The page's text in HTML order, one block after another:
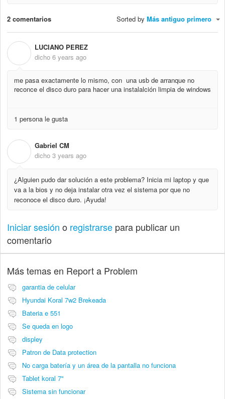
2 comentarios Sorted by Más antiguo primero
LUCIANO PEREZ
dicho 6 years ago
me pasa exactamente lo mismo, con una usb de arranque no
reconce el disco duro para hacer una instalalción limpia de windows
1 persona le gusta
Gabriel CM
dicho 3 years ago
¿Alguien pudo dar solución a este problema? Inicia mi laptop y que
va a la bios y no deja instalar otra vez el sistema por que no
reconoce el disco duro. ¡Ayuda!
Iniciar sesión o registrarse para publicar un
comentario
Más temas en Report a Problem
garantia de celular
Hyundai Koral 7w2 Brekeada
Bateria e 551
Se queda en logo
displey
Patron de Data protection
No carga batería y un área de la pantalla no funciona
Tablet koral 7"
Sistema sin funcionar